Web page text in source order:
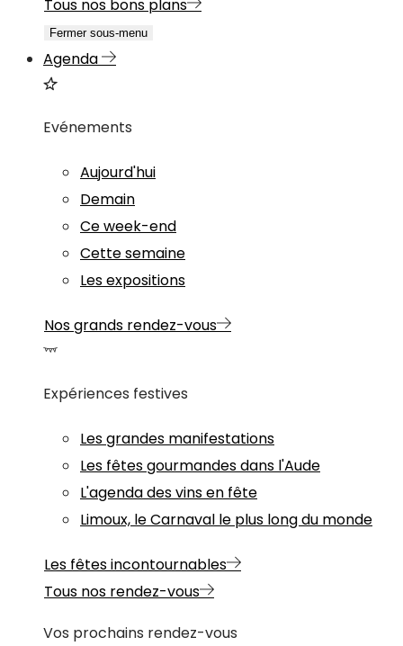
Tous nos bons plans
Fermer sous-menu
Agenda
Evénements
Aujourd'hui
Demain
Ce week-end
Cette semaine
Les expositions
Nos grands rendez-vous
Expériences festives
Les grandes manifestations
Les fêtes gourmandes dans l'Aude
L'agenda des vins en fête
Limoux, le Carnaval le plus long du monde
Les fêtes incontournables
Tous nos rendez-vous
Vos prochains rendez-vous